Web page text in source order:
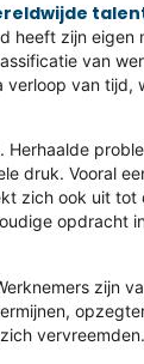
heeft zijn
van
verloop van
druk. Vooral
zich ook uit tot
opdracht
zijn
vervreemden.